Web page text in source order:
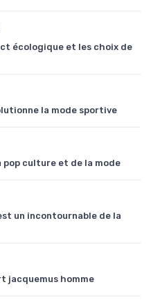
écologique et les choix de
la mode sportive
pop culture et de la mode
un incontournable de la
jacquemus homme